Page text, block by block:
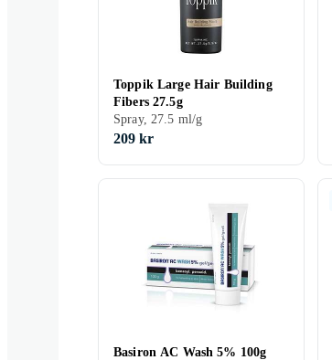
Toppik Large Hair Building
Fibers 27.5g
Spray, 27.5 ml/g
209 kr
Basiron AC Wash 5% 100g